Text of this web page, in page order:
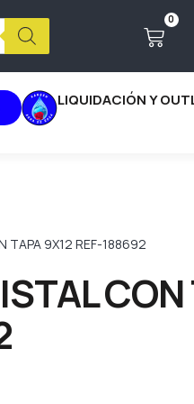
0
LIQUIDACIÓN Y
TAPA 9X12 REF-188692